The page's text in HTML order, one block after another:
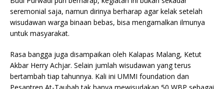
seremonial saja, namun dirinya berharap agar kelak setelah
wisudawan warga binaan bebas, bisa mengamalkan ilmunya
untuk masyarakat.
Rasa bangga juga disampaikan oleh Kalapas Malang, Ketut
Akbar Herry Achjar. Selain jumlah wisudawan yang terus
bertambah tiap tahunnya. Kali ini UMMI foundation dan